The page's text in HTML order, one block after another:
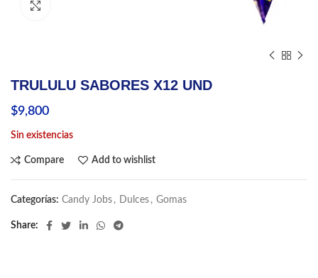
TRULULU SABORES X12 UND
$9,800
Sin existencias
Compare Add to wishlist
Categorías: Candy Jobs , Dulces , Gomas
Share